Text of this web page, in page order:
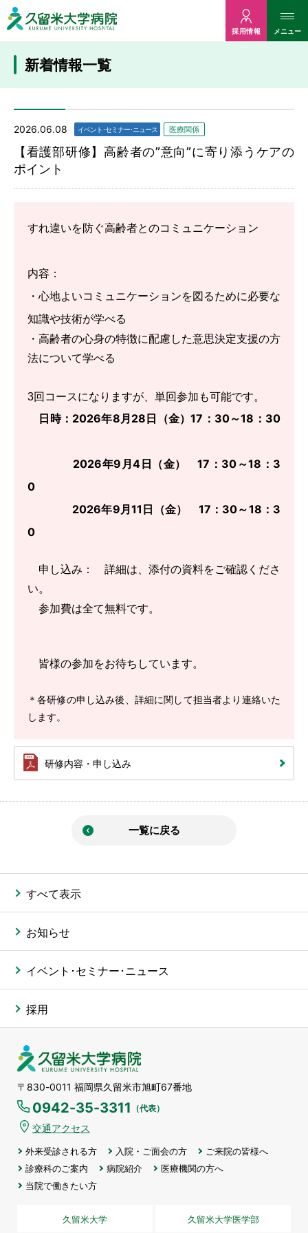
採用情報 メニュー
新着情報一覧
2026.06.08 イベント･セミナー･ニュース 医療関係
【看護部研修】高齢者の”意向”に寄り添うケアの
ポイント
すれ違いを防ぐ高齢者とのコミュニケーション
内容：
・心地よいコミュニケーションを図るために必要な
知識や技術が学べる
・高齢者の心身の特徴に配慮した意思決定支援の方
法について学べる
3回コースになりますが、単回参加も可能です。
日時：2026年8月28日（金）17：30～18：30
2026年9月4日（金） 17：30～18：3
0
2026年9月11日（金） 17：30～18：3
0
申し込み： 詳細は、添付の資料をご確認くださ
い。
参加費は全て無料です。
皆様の参加をお待ちしています。
＊各研修の申し込み後、詳細に関して担当者より連絡いた
します。
研修内容・申し込み
一覧に戻る
すべて表示
お知らせ
イベント･セミナー･ニュース
採用
〒830-0011 福岡県久留米市旭町67番地
0942-35-3311 （代表）
交通アクセス
外来受診される方 入院・ご面会の方
ご来院の皆様へ
診療科のご案内
病院紹介
医療機関の方へ
当院で働きたい方
久留米大学 久留米大学医学部